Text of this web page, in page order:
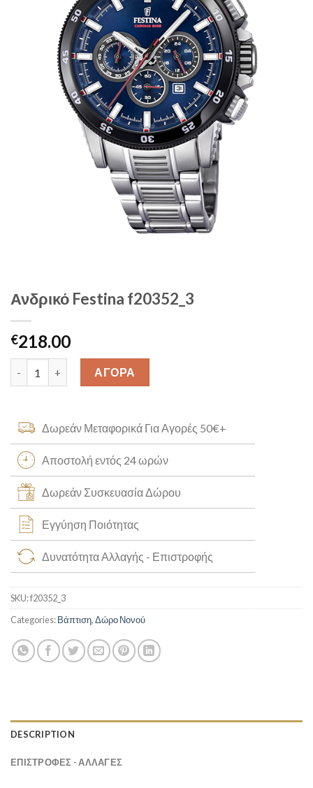
Ανδρικό Festina f20352_3
€218.00
Ανδρικό Festina f20352_3 quantity
ΑΓΟΡΑ
Δωρεάν Μεταφορικά Για Αγορές 50€+
Αποστολή εντός 24 ωρών
Δωρεάν Συσκευασία Δώρου
Εγγύηση Ποιότητας
Δυνατότητα Αλλαγής - Επιστροφής
SKU:f20352_3
Categories:Βάπτιση,Δώρο Νονού
DESCRIPTION
ΕΠΙΣΤΡΟΦΕΣ - ΑΛΛΑΓΕΣ